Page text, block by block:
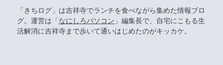
「きちログ」は吉祥寺でランチを食べながら集めた情報ブロ
グ。運営は「 なにしろパソコン 」編集長で、自宅にこもる生
活解消に吉祥寺まで歩いて通いはじめたのがキッカケ。